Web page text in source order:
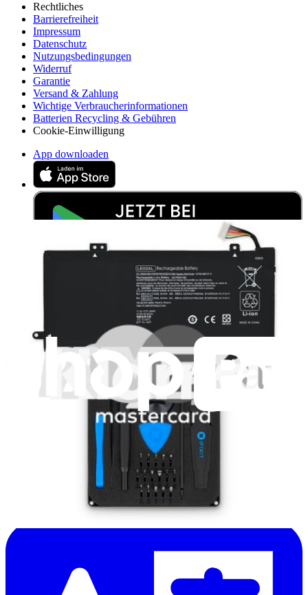
Rechtliches
Barrierefreiheit
Impressum
Datenschutz
Nutzungsbedingungen
Widerruf
Garantie
Versand & Zahlung
Wichtige Verbraucherinformationen
Batterien Recycling & Gebühren
Cookie-Einwilligung
App downloaden
Abonniere unseren Newsletter
Lerne jede Woche etwas Neues
Abonnieren
Hilf beim Übersetzen